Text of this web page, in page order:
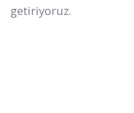
getiriyoruz.